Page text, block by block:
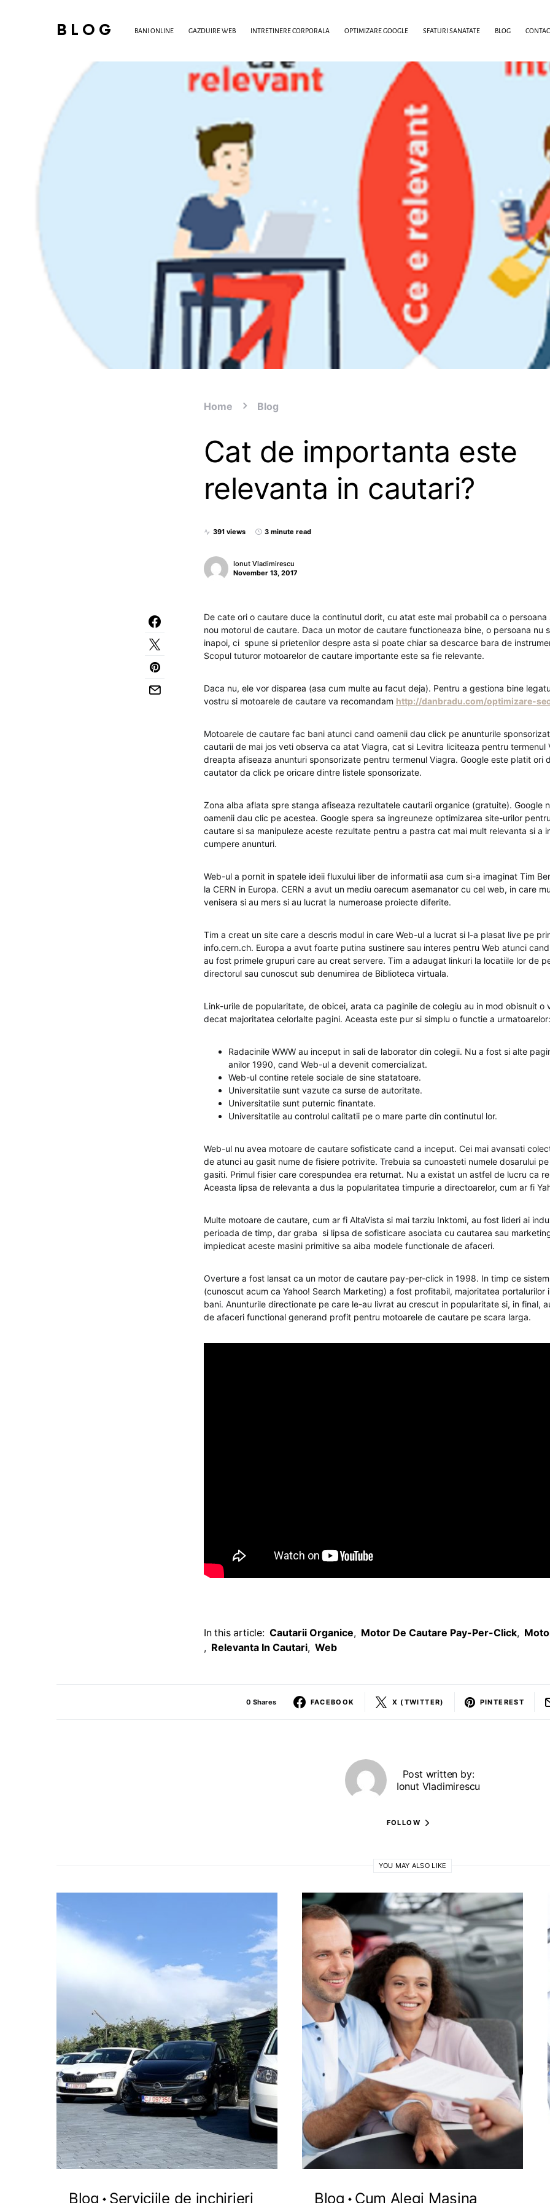
BLOG BANI ONLINE GAZDUIRE WEB INTRETINERE CORPORALA OPTIMIZARE GOOGLE SFATURI SANATATE BLOG
Home Blog
Cat de importanta este
relevanta in cautari?
391 views 3 minute read
Ionut Vladimirescu
November 13, 2017
De cate ori o cautare duce la continutul dorit, cu atat este mai probabil ca o persoana
nou motorul de cautare. Daca un motor de cautare functioneaza bine, o persoana nu
inapoi, ci spune si prietenilor despre asta si poate chiar sa descarce bara de
Scopul tuturor motoarelor de cautare importante este sa fie relevante.
Daca nu, ele vor disparea (asa cum multe au facut deja). Pentru a gestiona bine
vostru si motoarele de cautare va recomandam http://danbradu.com/optimizare-
Motoarele de cautare fac bani atunci cand oamenii dau click pe anunturile
cautarii de mai jos veti observa ca atat Viagra, cat si Levitra liciteaza pentru termenul
dreapta afiseaza anunturi sponsorizate pentru termenul Viagra. Google este platit ori
cautator da click pe oricare dintre listele sponsorizate.
Zona alba aflata spre stanga afiseaza rezultatele cautarii organice (gratuite). Google
oamenii dau clic pe acestea. Google spera sa ingreuneze optimizarea site-urilor
cautare si sa manipuleze aceste rezultate pentru a pastra cat mai mult relevanta si a
cumpere anunturi.
Web-ul a pornit in spatele ideii fluxului liber de informatii asa cum si-a imaginat Tim
la CERN in Europa. CERN a avut un mediu oarecum asemanator cu cel web, in ​​care
venisera si au mers si au lucrat la numeroase proiecte diferite.
Tim a creat un site care a descris modul in care Web-ul a lucrat si l-a plasat live pe
info.cern.ch. Europa a avut foarte putina sustinere sau interes pentru Web atunci
au fost primele grupuri care au creat servere. Tim a adaugat linkuri la locatiile lor de
directorul sau cunoscut sub denumirea de Biblioteca virtuala.
Link-urile de popularitate, de obicei, arata ca paginile de colegiu au in mod obisnuit o
decat majoritatea celorlalte pagini. Aceasta este pur si simplu o functie a urmatoarelor:
Radacinile WWW au inceput in sali de laborator din colegii. Nu a fost si alte
anilor 1990, cand Web-ul a devenit comercializat.
Web-ul contine retele sociale de sine statatoare.
Universitatile sunt vazute ca surse de autoritate.
Universitatile sunt puternic finantate.
Universitatile au controlul calitatii pe o mare parte din continutul lor.
Web-ul nu avea motoare de cautare sofisticate cand a inceput. Cei mai avansati
de atunci au gasit nume de fisiere potrivite. Trebuia sa cunoasteti numele dosarului
gasiti. Primul fisier care corespundea era returnat. Nu a existat un astfel de lucru ca
Aceasta lipsa de relevanta a dus la popularitatea timpurie a directoarelor, cum ar fi
Multe motoare de cautare, cum ar fi AltaVista si mai tarziu Inktomi, au fost lideri ai
perioada de timp, dar graba si lipsa de sofisticare asociata cu cautarea sau
impiedicat aceste masini primitive sa aiba modele functionale de afaceri.
Overture a fost lansat ca un motor de cautare pay-per-click in 1998. In timp ce
(cunoscut acum ca Yahoo! Search Marketing) a fost profitabil, majoritatea portalurilor
bani. Anunturile directionate pe care le-au livrat au crescut in popularitate si, in final,
de afaceri functional generand profit pentru motoarele de cautare pe scara larga.
In this article: Cautarii Organice, Motor De Cautare Pay-Per-Click,
, Relevanta In Cautari, Web
0 Shares FACEBOOK X (TWITTER) PINTEREST
Post written by:
Ionut Vladimirescu
FOLLOW
YOU MAY ALSO LIKE
Blog Serviciile de inchirieri Blog Cum Alegi Mașina